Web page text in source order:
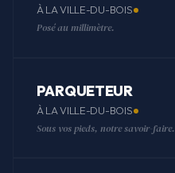
À LA VILLE-DU-BOIS
Posé au millimètre.
PARQUETEUR
À LA VILLE-DU-BOIS
Sous vos pieds, notre savoir-faire.